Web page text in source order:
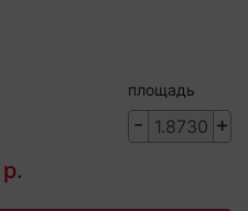
площадь
- +